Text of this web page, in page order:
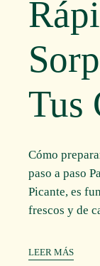
Tus
Cómo
paso a paso
Picante, es
frescos y de
LEER MÁS